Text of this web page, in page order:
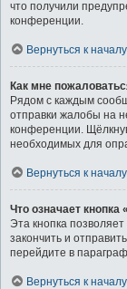
что получили
конференции.
Вернуться к началу
Как мне
Рядом с каждым
отправки жалобы на
конференции.
необходимых для
Вернуться к началу
Что означает
Эта кнопка
закончить и
перейдите в
Вернуться к началу